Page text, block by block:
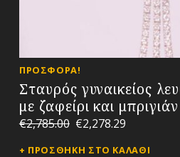
Σταυρός γυναικείος
με ζαφείρι και μπριγιάν
ΠΡΟΣΦΟΡΆ!
€2,785.00 €2,278.29
ΠΡΟΣΘΉΚΗ ΣΤΟ ΚΑΛΆΘΙ